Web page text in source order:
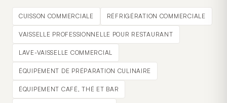
CUISSON COMMERCIALE RÉFRIGÉRATION COMMERCIALE
VAISSELLE PROFESSIONNELLE POUR RESTAURANT
LAVE-VAISSELLE COMMERCIAL
ÉQUIPEMENT DE PRÉPARATION CULINAIRE
ÉQUIPEMENT CAFÉ, THÉ ET BAR